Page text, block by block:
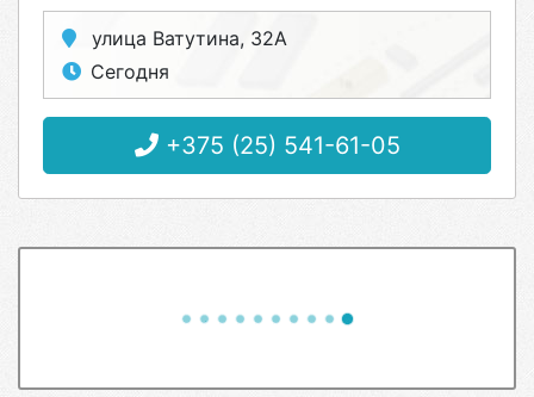
улица Ватутина, 32А
Сегодня
+375 (25) 541-61-05